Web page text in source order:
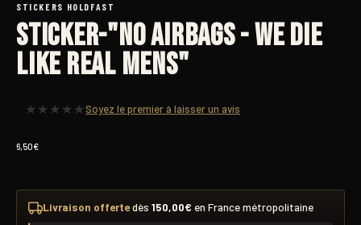
STICKERS HOLDFAST
STICKER-"NO AIRBAGS - WE DIE
LIKE REAL MENS"
★ ★ ★ ★ ★Soyez le premier à laisser un avis
6,50€
Livraison offertedès 150,00€ en France métropolitaine